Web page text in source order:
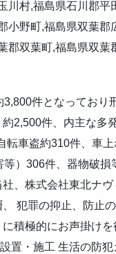
川村,福島県石川郡
小野町,福島県双葉郡
郡双葉町,福島県双
件となっており
2,500件、内主な多
転車盗約310件、車
）306件、器物破
、株式会社東北ナ
犯罪の抑止、防止
積極的にお声掛け
・施工 生活の防犯